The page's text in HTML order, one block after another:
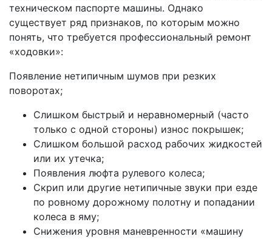
техническом паспорте машины. Однако
существует ряд признаков, по которым можно
понять, что требуется профессиональный ремонт
«ходовки»:
Появление нетипичным шумов при резких
поворотах;
Слишком быстрый и неравномерный (часто
только с одной стороны) износ покрышек;
Слишком большой расход рабочих жидкостей
или их утечка;
Появления люфта рулевого колеса;
Скрип или другие нетипичные звуки при езде
по ровному дорожному полотну и попадании
колеса в яму;
Снижения уровня маневренности «машину